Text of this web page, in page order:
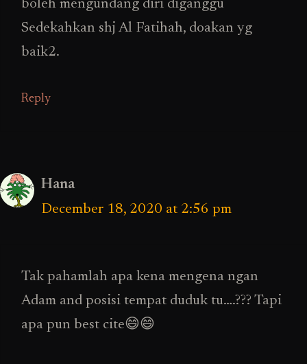
boleh mengundang diri diganggu
Sedekahkan shj Al Fatihah, doakan yg
baik2.
Reply
Hana
December 18, 2020 at 2:56 pm
Tak pahamlah apa kena mengena ngan
Adam and posisi tempat duduk tu….??? Tapi
apa pun best cite😄😄